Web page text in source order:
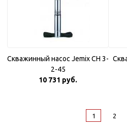
Скважинный насос Jemix CH 3-
2-45
10 731 руб.
1 2